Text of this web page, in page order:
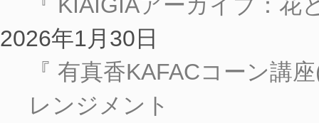
2026年1月30日
『 有真香KAFACコーン講
レンジメント